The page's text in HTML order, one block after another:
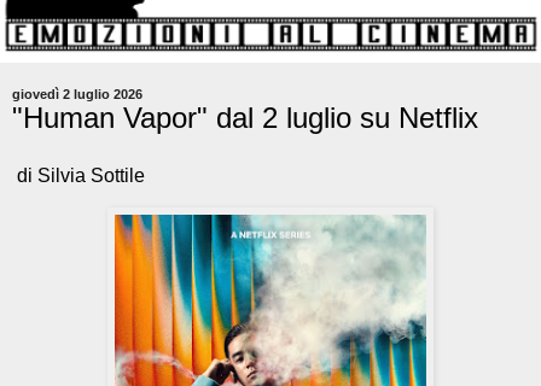
giovedì 2 luglio 2026
"Human Vapor" dal 2 luglio su Netflix
di Silvia Sottile